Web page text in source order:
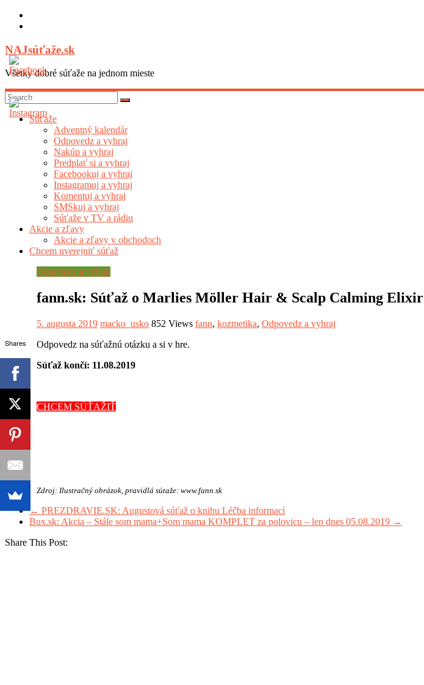
Skip
NAJsúťaže.sk
Všetky dobré súťaže na jednom mieste
Súťaže
Adventný kalendár
Odpovedz a vyhraj
Nakúp a vyhraj
Predplať si a vyhraj
Facebookuj a vyhraj
Instagramuj a vyhraj
Komentuj a vyhraj
SMSkuj a vyhraj
Súťaže v TV a rádiu
Akcie a zľavy
Akcie a zľavy v obchodoch
Chcem uverejniť súťaž
Shares
Odpovedz a vyhraj
fann.sk: Súťaž o Marlies Möller Hair & Scalp Calming Elixir
5. augusta 2019 macko_usko 852 Views fann, kozmetika, Odpovedz a vyhraj
Odpovedz na súťažnú otázku a si v hre.
Súťaž končí: 11.08.2019
CHCEM SÚŤAŽIŤ
Zdroj: Ilustračný obrázok, pravidlá sútaže: www.fann.sk
← PREZDRAVIE.SK: Augustová súťaž o knihu Léčba informací
Bux.sk: Akcia – Stále som mama+Som mama KOMPLET za polovicu – len dnes 05.08.2019 →
Share This Post: